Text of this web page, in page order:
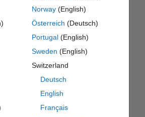
Norway(English)
Österreich (Deutsch)
Portugal(English)
Sweden (English)
Switzerland
Deutsch
English
Français